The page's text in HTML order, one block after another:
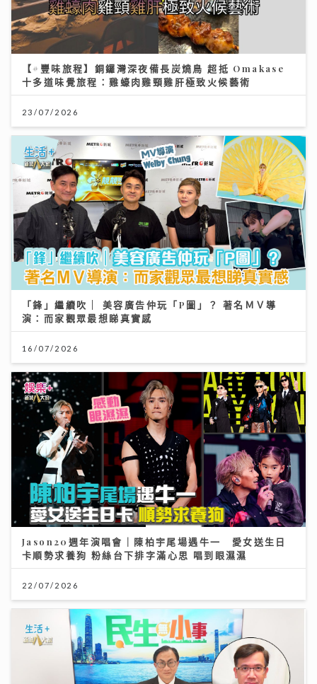
【#豐味旅程】銅鑼灣深夜備長炭燒鳥 超抵 Omakase
十多道味覺旅程：雞蠔肉雞頸雞肝極致火候藝術
23/07/2026
「鋒」繼續吹 | 美容廣告仲玩「P圖」？ 著名ＭＶ導
演：而家觀眾最想睇真實感
16/07/2026
Jason20週年演唱會｜陳柏宇尾場遇牛一 愛女送生日
卡順勢求養狗 粉絲台下排字滿心思 唱到眼濕濕
22/07/2026